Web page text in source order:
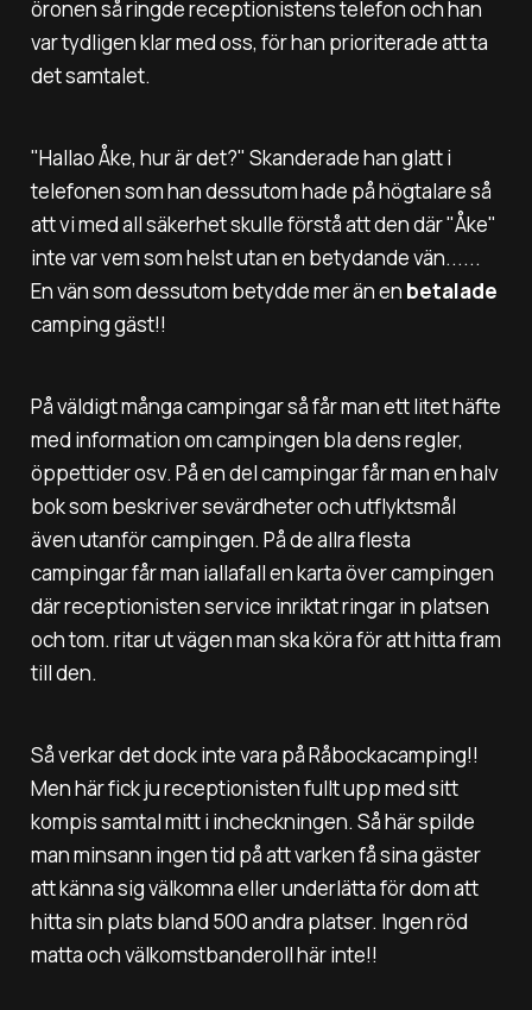
öronen så ringde receptionistens telefon och han
var tydligen klar med oss, för han prioriterade att ta
det samtalet.
"Hallao Åke, hur är det?" Skanderade han glatt i
telefonen som han dessutom hade på högtalare så
att vi med all säkerhet skulle förstå att den där "Åke"
inte var vem som helst utan en betydande vän......
En vän som dessutom betydde mer än en betalade
camping gäst!!
På väldigt många campingar så får man ett litet häfte
med information om campingen bla dens regler,
öppettider osv. På en del campingar får man en halv
bok som beskriver sevärdheter och utflyktsmål
även utanför campingen. På de allra flesta
campingar får man iallafall en karta över campingen
där receptionisten service inriktat ringar in platsen
och tom. ritar ut vägen man ska köra för att hitta fram
till den.
Så verkar det dock inte vara på Råbockacamping!!
Men här fick ju receptionisten fullt upp med sitt
kompis samtal mitt i incheckningen. Så här spilde
man minsann ingen tid på att varken få sina gäster
att känna sig välkomna eller underlätta för dom att
hitta sin plats bland 500 andra platser. Ingen röd
matta och välkomstbanderoll här inte!!